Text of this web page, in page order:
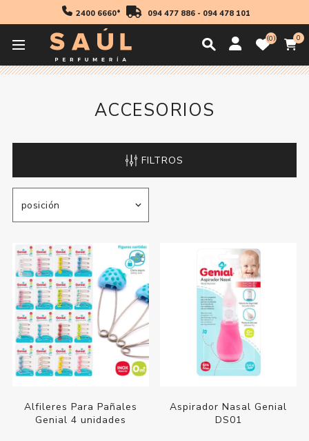
2400 6660* 094 477 886- 094 478 101
0 0
Cosmetica
ACCESORIOS
FILTROS
Alfileres Para Pañales
Genial 4 unidades
Aspirador Nasal Genial
DS01